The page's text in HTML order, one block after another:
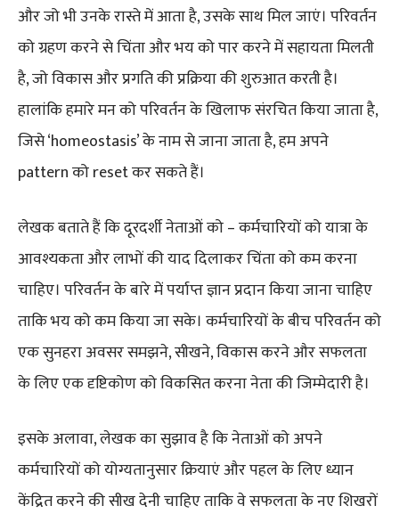
और जो भी उनके रास्ते में आता है, उसके साथ मिल जाएं। परिवर्तन
को ग्रहण करने से चिंता और भय को पार करने में सहायता मिलती
है, जो विकास और प्रगति की प्रक्रिया की शुरुआत करती है।
हालांकि हमारे मन को परिवर्तन के खिलाफ संरचित किया जाता है,
जिसे ‘homeostasis’ के नाम से जाना जाता है, हम अपने
pattern को reset कर सकते हैं।
लेखक बताते हैं कि दूरदर्शी नेताओं को – कर्मचारियों को यात्रा के
आवश्यकता और लाभों की याद दिलाकर चिंता को कम करना
चाहिए। परिवर्तन के बारे में पर्याप्त ज्ञान प्रदान किया जाना चाहिए
ताकि भय को कम किया जा सके। कर्मचारियों के बीच परिवर्तन को
एक सुनहरा अवसर समझने, सीखने, विकास करने और सफलता
के लिए एक दृष्टिकोण को विकसित करना नेता की जिम्मेदारी है।
इसके अलावा, लेखक का सुझाव है कि नेताओं को अपने
कर्मचारियों को योग्यतानुसार क्रियाएं और पहल के लिए ध्यान
केंद्रित करने की सीख देनी चाहिए ताकि वे सफलता के नए शिखरों